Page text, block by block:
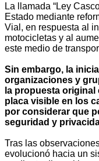
La llamada “Ley
Estado mediante
Vial, en respuesta al
motocicletas y al
este medio de
Sin embargo, la
organizaciones y
la propuesta
placa visible en los
por considerar que
seguridad y
Tras las
evolucionó hacia un